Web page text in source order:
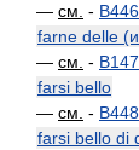
— см. - B446
farne delle
— см. - B147
farsi bello
— см. - B448
farsi bello di